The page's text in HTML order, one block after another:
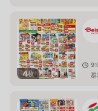
4枚
群